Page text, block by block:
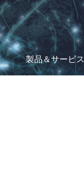
製品＆サービス